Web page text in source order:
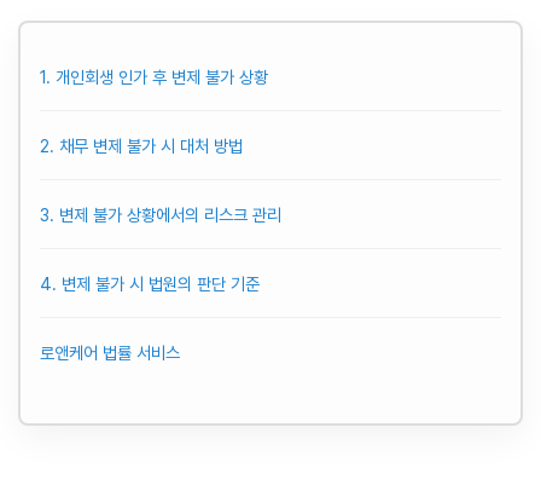
1. 개인회생 인가 후 변제 불가 상황
2. 채무 변제 불가 시 대처 방법
3. 변제 불가 상황에서의 리스크 관리
4. 변제 불가 시 법원의 판단 기준
로앤케어 법률 서비스